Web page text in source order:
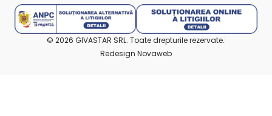
© 2026 GIVASTAR SRL. Toate drepturile rezervate.
Redesign Novaweb